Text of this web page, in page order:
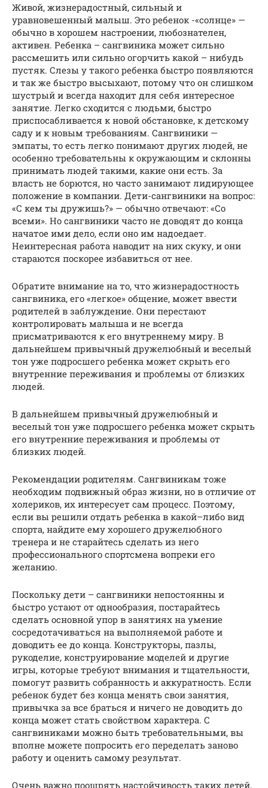
Живой, жизнерадостный, сильный и
уравновешенный малыш. Это ребенок -«солнце» —
обычно в хорошем настроении, любознателен,
активен. Ребенка – сангвиника может сильно
рассмешить или сильно огорчить какой – нибудь
пустяк. Слезы у такого ребенка быстро появляются
и так же быстро высыхают, потому что он слишком
шустрый и всегда находит для себя интересное
занятие. Легко сходится с людьми, быстро
приспосабливается к новой обстановке, к детскому
саду и к новым требованиям. Сангвиники —
эмпаты, то есть легко понимают других людей, не
особенно требовательны к окружающим и склонны
принимать людей такими, какие они есть. За
власть не борются, но часто занимают лидирующее
положение в компании. Дети-сангвиники на вопрос:
«С кем ты дружишь?» — обычно отвечают: «Со
всеми». Но сангвиники часто не доводят до конца
начатое ими дело, если оно им надоедает.
Неинтересная работа наводит на них скуку, и они
стараются поскорее избавиться от нее.
Обратите внимание на то, что жизнерадостность
сангвиника, его «легкое» общение, может ввести
родителей в заблуждение. Они перестают
контролировать малыша и не всегда
присматриваются к его внутреннему миру. В
дальнейшем привычный дружелюбный и веселый
тон уже подросшего ребенка может скрыть его
внутренние переживания и проблемы от близких
людей.
В дальнейшем привычный дружелюбный и
веселый тон уже подросшего ребенка может скрыть
его внутренние переживания и проблемы от
близких людей.
Рекомендации родителям. Сангвиникам тоже
необходим подвижный образ жизни, но в отличие от
холериков, их интересует сам процесс. Поэтому,
если вы решили отдать ребенка в какой–либо вид
спорта, найдите ему хорошего дружелюбного
тренера и не старайтесь сделать из него
профессионального спортсмена вопреки его
желанию.
Поскольку дети – сангвиники непостоянны и
быстро устают от однообразия, постарайтесь
сделать основной упор в занятиях на умение
сосредотачиваться на выполняемой работе и
доводить ее до конца. Конструкторы, пазлы,
рукоделие, конструирование моделей и другие
игры, которые требуют внимания и тщательности,
помогут развить собранность и аккуратность. Если
ребенок будет без конца менять свои занятия,
привычка за все браться и ничего не доводить до
конца может стать свойством характера. С
сангвиниками можно быть требовательными, вы
вполне можете попросить его переделать заново
работу и оценить самому результат.
Очень важно поощрять настойчивость таких детей,